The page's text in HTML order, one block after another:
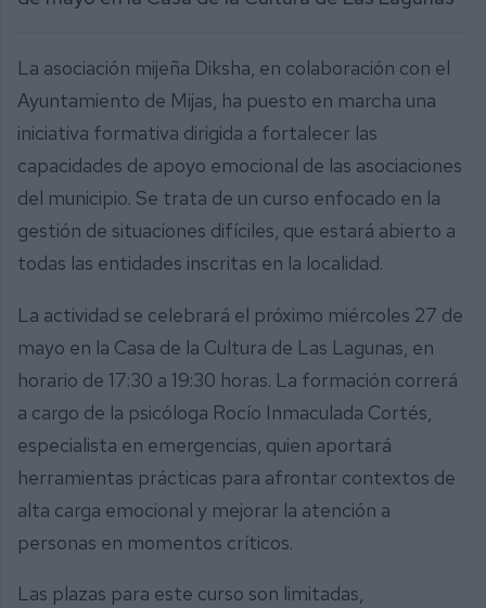
La asociación mijeña Diksha, en colaboración con el
Ayuntamiento de Mijas, ha puesto en marcha una
iniciativa formativa dirigida a fortalecer las
capacidades de apoyo emocional de las asociaciones
del municipio. Se trata de un curso enfocado en la
gestión de situaciones difíciles, que estará abierto a
todas las entidades inscritas en la localidad.
La actividad se celebrará el próximo miércoles 27 de
mayo en la Casa de la Cultura de Las Lagunas, en
horario de 17:30 a 19:30 horas. La formación correrá
a cargo de la psicóloga Rocío Inmaculada Cortés,
especialista en emergencias, quien aportará
herramientas prácticas para afrontar contextos de
alta carga emocional y mejorar la atención a
personas en momentos críticos.
Las plazas para este curso son limitadas,